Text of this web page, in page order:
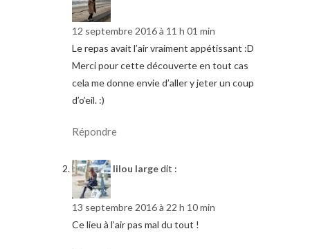
12 septembre 2016 à 11 h 01 min
Le repas avait l’air vraiment appétissant :D
Merci pour cette découverte en tout cas
cela me donne envie d’aller y jeter un coup
d’o’eil. :)
Répondre
lilou largedit :
13 septembre 2016 à 22 h 10 min
Ce lieu à l’air pas mal du tout !